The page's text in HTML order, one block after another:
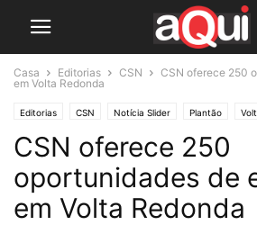
Casa Editorias CSN
CSN oferece 250
em Volta Redonda
Editorias CSN Notícia Slider Plantão
CSN oferece 250
oportunidades de
em Volta Redonda